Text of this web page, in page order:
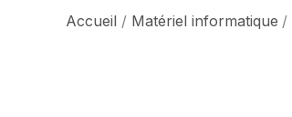
Accueil Matériel informatique